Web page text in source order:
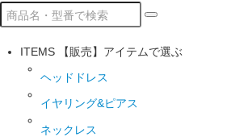
ITEMS 【販売】アイテムで選ぶ
ヘッドドレス
イヤリング&ピアス
ネックレス